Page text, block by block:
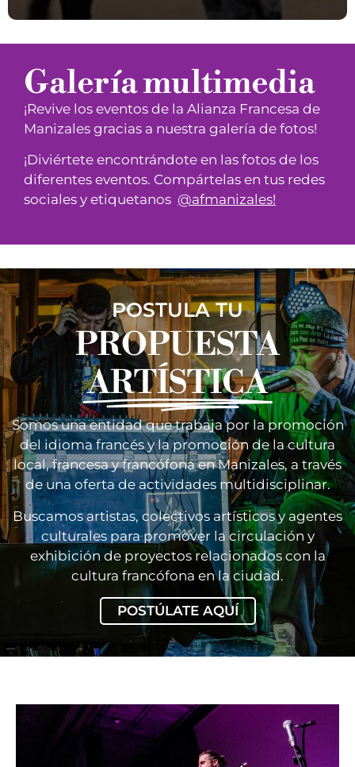
Galería multimedia
¡Revive los eventos de la Alianza Francesa de
Manizales gracias a nuestra galería de fotos!
¡Diviértete encontrándote en las fotos de los
diferentes eventos. Compártelas en tus redes
sociales y etiquetanos @afmanizales!
POSTULA TU
PROPUESTA
ARTÍSTICA
Somos una entidad que trabaja por la promoción
del idioma francés y la promoción de la cultura
local, francesa y francófona en Manizales, a través
de una oferta de actividades multidisciplinar.
Buscamos artistas, colectivos artísticos y agentes
culturales para promover la circulación y
exhibición de proyectos relacionados con la
cultura francófona en la ciudad.
POSTÚLATE AQUÍ